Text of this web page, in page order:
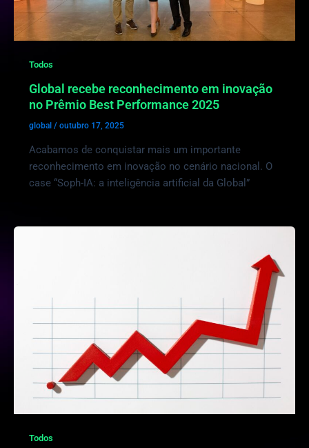
Todos
Global recebe reconhecimento em inovação
no Prêmio Best Performance 2025
global / outubro 17, 2025
Acabamos de conquistar mais um importante
reconhecimento em inovação no cenário nacional. O
case “Soph-IA: a inteligência artificial da Global”
Todos